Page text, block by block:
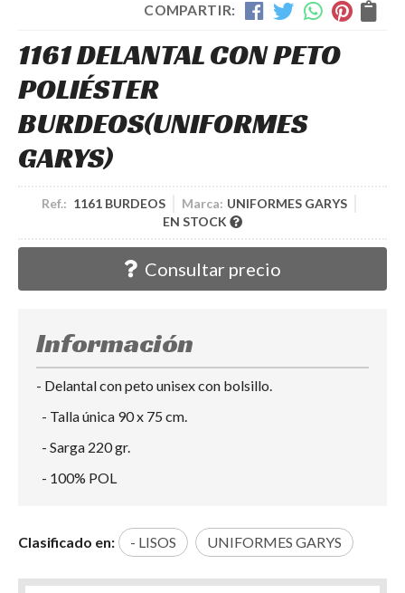
COMPARTIR:
1161 DELANTAL CON PETO
POLIÉSTER
BURDEOS(UNIFORMES
GARYS)
Ref.: 1161 BURDEOS Marca: UNIFORMES GARYS
EN STOCK
Consultar precio
Información
- Delantal con peto unisex con bolsillo.
- Talla única 90 x 75 cm.
- Sarga 220 gr.
- 100% POL
Clasificado en: - LISOS UNIFORMES GARYS